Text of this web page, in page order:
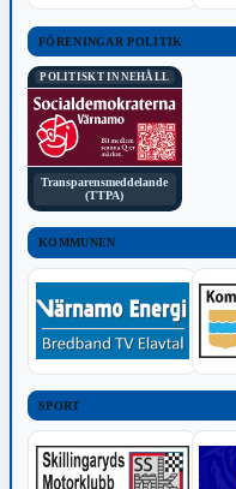
FÖRENINGAR POLITIK
POLITISKT INNEHÅLL
Transparensmeddelande
(TTPA)
KOMMUNEN
SPORT